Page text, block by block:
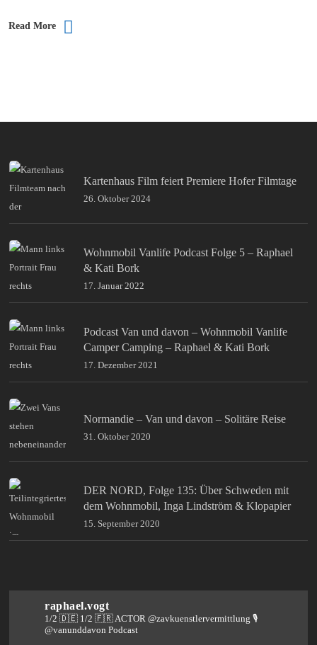
Read More
Kartenhaus Film feiert Premiere Hofer Filmtage
26. Oktober 2024
Wohnmobil Vanlife Podcast Folge 5 – Raphael
& Kati Bork
17. Januar 2022
Podcast Van und davon – Wohnmobil Vanlife
Camper Camping – Raphael & Kati Bork
17. Dezember 2021
Normandie – Van und davon – Solitäre Reise
31. Oktober 2020
DER NORD, Folge 135: Über Schweden mit
dem Wohnmobil, Inga Lindström & Klopapier
15. September 2020
raphael.vogt
1/2 🇩🇪 1/2 🇫🇷 ACTOR @zavkuenstlervermittlung🎙️
@vanunddavon Podcast